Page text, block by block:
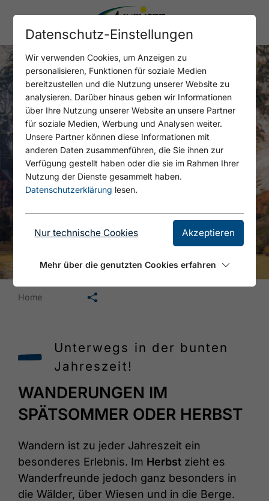
Home 🛄
Unterwegs in der bunten
Jahreszeit!
WANDERUNGEN IM
SPÄTSOMMER ODER HERBST
Wandern ist zu jeder Jahreszeit ein
besonderes Erlebnis. Im Herbst zieht es
Wanderfreunde jedoch ganz besonders in
die Wälder, über Wiesen und in die Berge.
Datenschutz-Einstellungen
Wir verwenden Cookies, um Anzeigen zu
personalisieren, Funktionen für soziale Medien
bereitzustellen und die Nutzung unserer Website zu
analysieren. Darüber hinaus geben wir Informationen
über Ihre Nutzung unserer Website an unsere Partner
für soziale Medien, Werbung und Analysen weiter.
Unsere Partner können diese Informationen mit
anderen Daten zusammenführen, die Sie ihnen zur
Verfügung gestellt haben oder die sie im Rahmen Ihrer
Nutzung der Dienste gesammelt haben.
Datenschutzerklärung lesen.
Nur technische Cookies Akzeptieren
Mehr über die genutzten Cookies erfahren